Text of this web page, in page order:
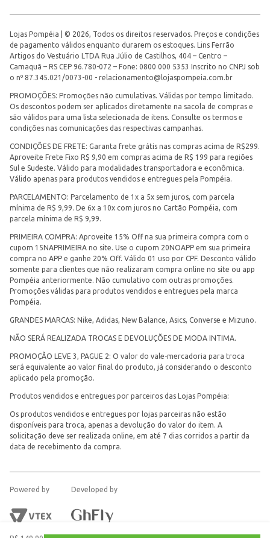
Lojas Pompéia | © 2026, Todos os direitos reservados. Preços e condições
de pagamento válidos enquanto durarem os estoques. Lins Ferrão
Artigos do Vestuário LTDA Rua Júlio de Castilhos, 404 – Centro –
Camaquã – RS CEP 96.780-072 – Fone: 0800 000 5353 Inscrito no CNPJ sob
o nº 87.345.021/0073-00 - relacionamento@lojaspompeia.com.br
PROMOÇÕES: Promoções não cumulativas. Válidas por tempo limitado.
Os descontos podem ser aplicados diretamente na sacola de compras e
são válidos para uma lista selecionada de itens. Consulte os termos e
condições nas comunicações das respectivas campanhas.
CONDIÇÕES DE FRETE: Garanta frete grátis nas compras acima de R$299.
Aproveite Frete Fixo R$ 9,90 em compras acima de R$ 199 para regiões
Sul e Sudeste. Válido para modalidades transportadora e econômica.
Válido apenas para produtos vendidos e entregues pela Pompéia.
PARCELAMENTO: Parcelamento de 1x a 5x sem juros, com parcela
mínima de R$ 9,99. De 6x a 10x com juros no Cartão Pompéia, com
parcela mínima de R$ 9,99.
PRIMEIRA COMPRA: Aproveite 15% Off na sua primeira compra com o
cupom 15NAPRIMEIRA no site. Use o cupom 20NOAPP em sua primeira
compra no APP e ganhe 20% Off. Válido 01 uso por CPF. Desconto válido
somente para clientes que não realizaram compra online no site ou app
Pompéia anteriormente. Não cumulativo com outras promoções.
Promoções válidas para produtos vendidos e entregues pela marca
Pompéia.
GRANDES MARCAS: Nike, Adidas, New Balance, Asics, Converse e Mizuno.
NÃO SERÁ REALIZADA TROCAS E DEVOLUÇÕES DE MODA INTIMA.
PROMOÇÃO LEVE 3, PAGUE 2: O valor do vale-mercadoria para troca
será equivalente ao valor final do produto, já considerando o desconto
aplicado pela promoção.
Produtos vendidos e entregues por parceiros das Lojas Pompéia:
Os produtos vendidos e entregues por lojas parceiras não estão
disponíveis para troca, apenas a devolução do valor do item. A
solicitação deve ser realizada online, em até 7 dias corridos a partir da
data de recebimento da compra.
Powered by Developed by